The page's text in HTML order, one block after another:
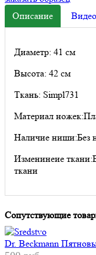
Описание
Видео
Диаметр: 41 см
Высота: 42 см
Ткань: Simpl731
Материал ножек:
Наличие ниши:Без
Изменинеие ткани:
ткани
Сопутствующие
Dr. Beckmann